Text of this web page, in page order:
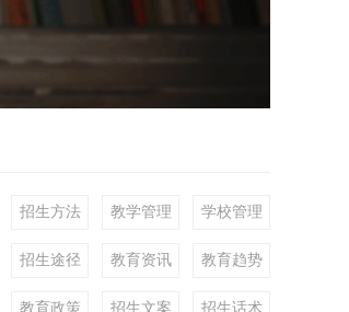
招生方法 教学管理 学校管理
招生途径 教育资讯 教育趋势
教育政策 招生文案 招生话术